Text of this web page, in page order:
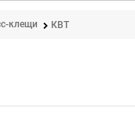
клещи КВТ